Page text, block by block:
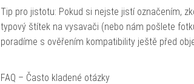
Tip pro jistotu: Pokud si nejste jistí označením,
typový štítek na vysavači (nebo nám pošlete
poradíme s ověřením kompatibility ještě před
FAQ – Často kladené otázky